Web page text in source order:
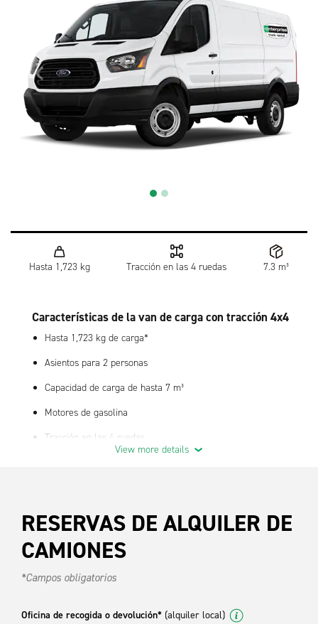
Hasta 1,723 kg Tracción en las 4 ruedas 7.3 m³
Características de la van de carga con tracción 4x4
Hasta 1,723 kg de carga*
Asientos para 2 personas
Capacidad de carga de hasta 7 m³
Motores de gasolina
Tracción en las 4 ruedas
ancho)*
Dimensiones exteriores: 5.5 m x 2 m x 2.5 m (largo x alto x
ancho con espejos)
Disponible con opción de mampara
ligero y medio
View more details
RESERVAS DE ALQUILER DE
CAMIONES
*Campos obligatorios
Oficina de recogida o devolución* (alquiler local)